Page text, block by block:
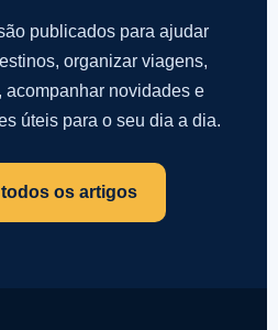
publicados para ajudar
organizar viagens,
acompanhar novidades e
úteis para o seu dia a dia.
os artigos